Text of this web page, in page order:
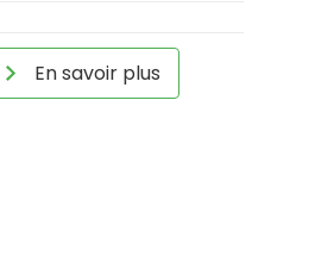
En savoir plus